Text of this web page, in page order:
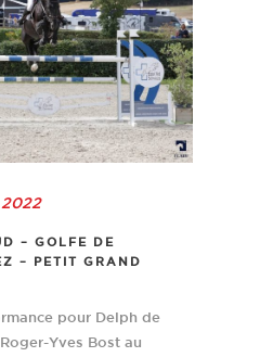
2022
– GOLFE DE
– PETIT GRAND
pour Delph de
Yves Bost au